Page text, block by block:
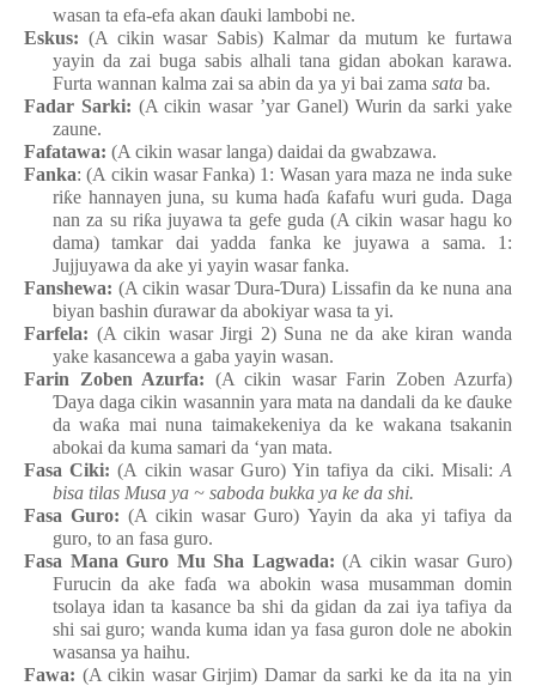
wasan ta efa-efa akan ɗauki lambobi ne.
Eskus: (A cikin wasar Sabis) Kalmar da mutum ke furtawa
yayin da zai buga sabis alhali tana gidan abokan karawa.
Furta wannan kalma zai sa abin da ya yi bai zama sata ba.
Fadar Sarki: (A cikin wasar ’yar Ganel) Wurin da sarki yake
zaune.
Fafatawa: (A cikin wasar langa) daidai da gwabzawa.
Fanka: (A cikin wasar Fanka) 1: Wasan yara maza ne inda suke
riƙe hannayen juna, su kuma haɗa ƙafafu wuri guda. Daga
nan za su riƙa juyawa ta gefe guda (A cikin wasar hagu ko
dama) tamkar
dai yadda fanka ke
juyawa a sama. 1:
Jujjuyawa da ake yi yayin wasar fanka.
Fanshewa: (A cikin wasarƊura-Ɗura) Lissafin da ke nuna ana
biyan bashin ɗurawar da abokiyar wasa ta yi.
Farfela: (A cikin wasar Jirgi 2) Suna ne da ake kiran wanda
yake kasancewa a gaba yayin wasan.
Farin
Zoben Azurfa: (A cikin wasar Farin Zoben Azurfa)
Ɗaya daga cikin wasannin yara mata na dandali da ke ɗauke
da waƙa mai nuna taimakekeniya da ke wakana tsakanin
abokai da kuma samari da ‘yan mata.
Fasa Ciki: (A cikin wasar Guro) Yin tafiya da ciki. Misali:A
bisa tilas Musa ya ~ saboda bukka ya ke da shi.
Fasa Guro: (A cikin wasar Guro) Yayin da aka yi tafiya da
guro, to an fasa guro.
Fasa Mana Guro Mu Sha Lagwada: (A cikin wasar Guro)
Furucin da ake faɗa wa abokin wasa musamman domin
tsolaya idan ta kasance ba shi da gidan da zai iya tafiya da
shi sai guro; wanda kuma idan ya fasa guron dole ne abokin
wasansa ya haihu.
Fawa: (A cikin wasar Girjim) Damar da sarki ke da ita na yin